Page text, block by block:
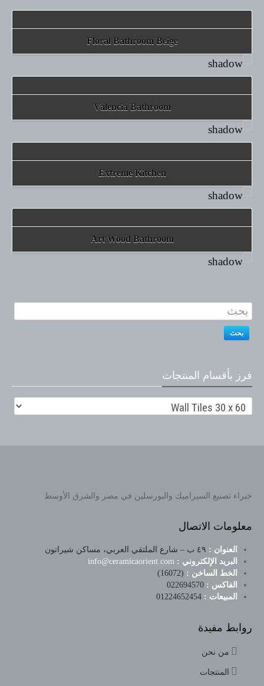
Floral Bathroom Beige
Valencia Bathroom
Extreme Kitchen
Art Wood Bathroom
بحث
فرز بأقسام المنتجات
خبراء تصنيع السيراميك والبورسلين في مصر والشرق الأوسط
معلومات الاتصال
العنوان : ٤٩ ب – شارع الملتقي العربي، مساكن شيراتون
البريد الإلكتروني :
الخط الساخن : (16072)
الفاكس :
المبيعات :
روابط مفيدة
من نحن
المنتجات